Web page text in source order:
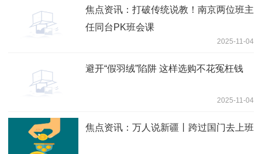
焦点资讯：打破传统说教！南京两位班主
任同台PK班会课
2025-11-04
避开“假羽绒”陷阱 这样选购不花冤枉钱
2025-11-04
焦点资讯：万人说新疆丨跨过国门去上班